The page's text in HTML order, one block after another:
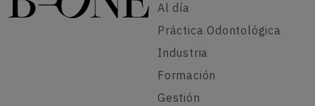
Al día
Práctica Odontológica
Industria
Formación
Gestión